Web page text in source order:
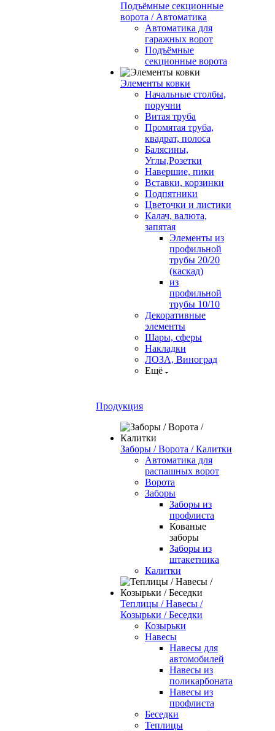
Подъёмные секционные
ворота / Автоматика
Автоматика для
гаражных ворот
Подъёмные
секционные ворота
Элементы ковки
Начальные столбы,
поручни
Витая труба
Промятая труба,
квадрат, полоса
Балясины,
Углы,Розетки
Навершие, пики
Вставки, корзинки
Подпятники
Цветочки и листики
Калач, валюта,
запятая
Элементы из
профильной
трубы 20/20
(каскад)
из
профильной
трубы 10/10
Декоративные
элементы
Шары, сферы
Накладки
ЛОЗА, Виноград
Ещё
Продукция
Заборы / Ворота / Калитки
Автоматика для
распашных ворот
Ворота
Заборы
Заборы из
профлиста
Кованые
заборы
Заборы из
штакетника
Калитки
Теплицы / Навесы /
Козырьки / Беседки
Козырьки
Навесы
Навесы для
автомобилей
Навесы из
поликарбоната
Навесы из
профлиста
Беседки
Теплицы